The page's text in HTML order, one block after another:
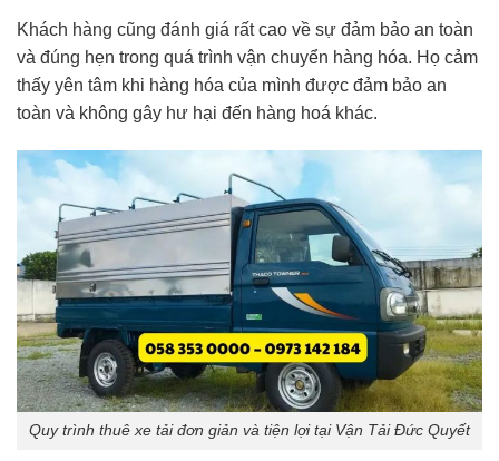
Khách hàng cũng đánh giá rất cao về sự đảm bảo an toàn
và đúng hẹn trong quá trình vận chuyển hàng hóa. Họ cảm
thấy yên tâm khi hàng hóa của mình được đảm bảo an
toàn và không gây hư hại đến hàng hoá khác.
Quy trình thuê xe tải đơn giản và tiện lợi tại Vận Tải Đức Quyết